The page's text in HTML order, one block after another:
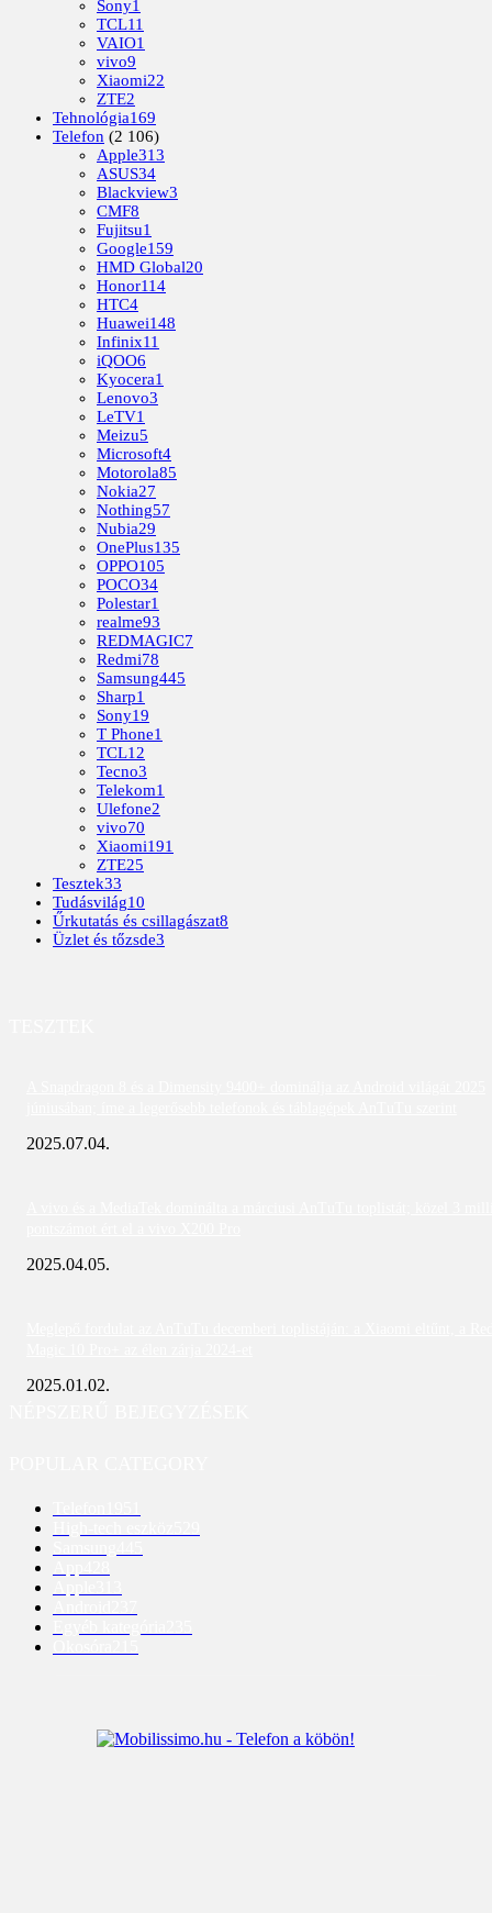
Sony1
TCL11
VAIO1
vivo9
Xiaomi22
ZTE2
Tehnológia169
Telefon (2 106)
Apple313
ASUS34
Blackview3
CMF8
Fujitsu1
Google159
HMD Global20
Honor114
HTC4
Huawei148
Infinix11
iQOO6
Kyocera1
Lenovo3
LeTV1
Meizu5
Microsoft4
Motorola85
Nokia27
Nothing57
Nubia29
OnePlus135
OPPO105
POCO34
Polestar1
realme93
REDMAGIC7
Redmi78
Samsung445
Sharp1
Sony19
T Phone1
TCL12
Tecno3
Telekom1
Ulefone2
vivo70
Xiaomi191
ZTE25
Tesztek33
Tudásvilág10
Űrkutatás és csillagászat8
Üzlet és tőzsde3
2025.07.04.
2025.04.05.
2025.01.02.